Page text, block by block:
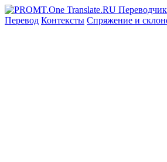
Перевод Контексты Спряжение и